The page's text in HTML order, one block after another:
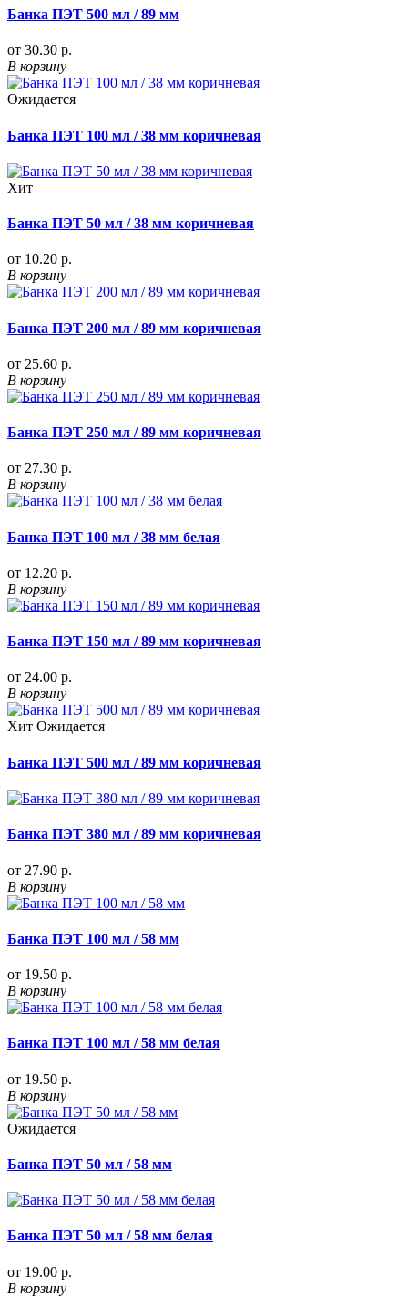
Банка ПЭТ 500 мл / 89 мм
от 30.30 р.
В корзину
Ожидается
Банка ПЭТ 100 мл / 38 мм коричневая
Хит
Банка ПЭТ 50 мл / 38 мм коричневая
от 10.20 р.
В корзину
Банка ПЭТ 200 мл / 89 мм коричневая
от 25.60 р.
В корзину
Банка ПЭТ 250 мл / 89 мм коричневая
от 27.30 р.
В корзину
Банка ПЭТ 100 мл / 38 мм белая
от 12.20 р.
В корзину
Банка ПЭТ 150 мл / 89 мм коричневая
от 24.00 р.
В корзину
Хит Ожидается
Банка ПЭТ 500 мл / 89 мм коричневая
Банка ПЭТ 380 мл / 89 мм коричневая
от 27.90 р.
В корзину
Банка ПЭТ 100 мл / 58 мм
от 19.50 р.
В корзину
Банка ПЭТ 100 мл / 58 мм белая
от 19.50 р.
В корзину
Ожидается
Банка ПЭТ 50 мл / 58 мм
Банка ПЭТ 50 мл / 58 мм белая
от 19.00 р.
В корзину